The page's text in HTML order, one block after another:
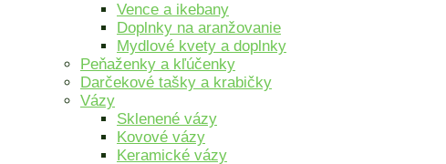
Vence a ikebany
Doplnky na aranžovanie
Mydlové kvety a doplnky
Peňaženky a kľúčenky
Darčekové tašky a krabičky
Vázy
Sklenené vázy
Kovové vázy
Keramické vázy